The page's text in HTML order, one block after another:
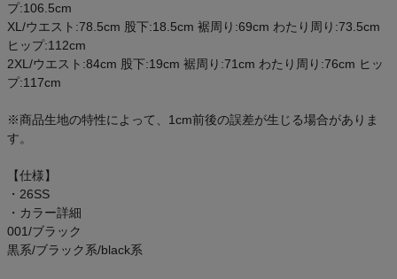
スタッフコーディネート
スタッフブログ
プ:106.5cm
XL/ウエスト:78.5cm 股下:18.5cm 裾周り:69cm わたり周り:73.5cm
ヒップ:112cm
2XL/ウエスト:84cm 股下:19cm 裾周り:71cm わたり周り:76cm ヒッ
プ:117cm
※商品生地の特性によって、1cm前後の誤差が生じる場合がありま
す。
【仕様】
・26SS
・カラー詳細
001/ブラック
黒系/ブラック系/black系